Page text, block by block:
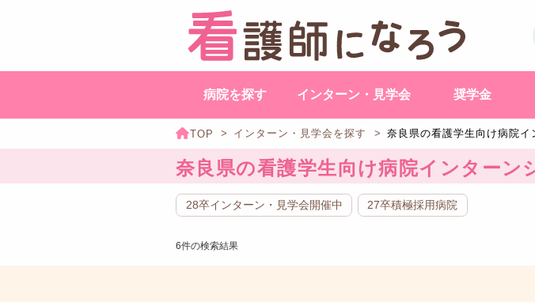
病院を探す インターン・見学会 奨学金
インターン・見学会を探す 奈良県の看護学生向け病院イ
奈良県の看護学生向け病院インターン
28卒インターン・見学会開催中 27卒積極採用病院
6件の検索結果